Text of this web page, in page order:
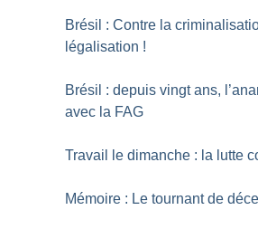
Brésil : Contre la
légalisation !
Brésil : depuis vingt ans,
avec la FAG
Travail le dimanche : la lutte
Mémoire : Le tournant de